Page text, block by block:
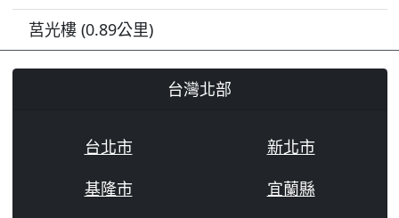
莒光樓 (0.89公里)
台灣北部
台北市
新北市
基隆市
宜蘭縣